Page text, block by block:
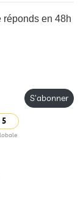
réponds en 48h
5
S'abonner